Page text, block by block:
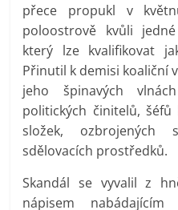
přece propukl v
poloostrově kvůli
který lze kvalifikovat
Přinutil k demisi koaliční
jeho špinavých
politických činitelů,
složek,
sdělovacích prostředků.
Skandál se vyvalil z
nápisem